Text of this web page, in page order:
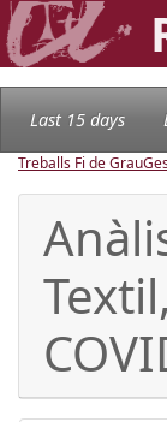
Last 15 days
Treballs Fi de Grau